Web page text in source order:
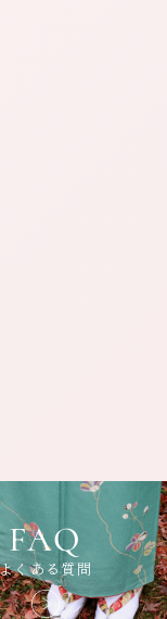
FAQ
よくある質問